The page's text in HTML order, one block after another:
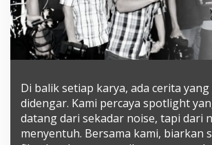
Di balik setiap karya, ada cerita yang
didengar. Kami percaya spotlight
datang dari sekadar noise, tapi dari
menyentuh. Bersama kami, biarkan